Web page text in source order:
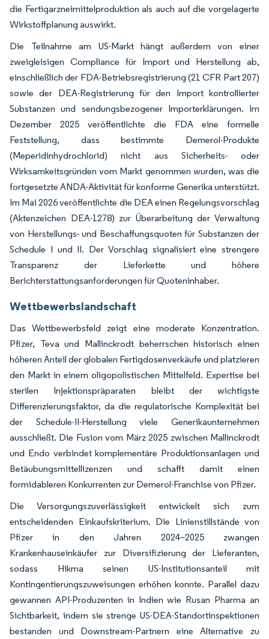
die Fertigarzneimittelproduktion als auch auf die vorgelagerte
Wirkstoffplanung auswirkt.
Die Teilnahme am US-Markt hängt außerdem von einer
zweigleisigen Compliance für Import und Herstellung ab,
einschließlich der FDA-Betriebsregistrierung (21 CFR Part 207)
sowie der DEA-Registrierung für den Import kontrollierter
Substanzen und sendungsbezogener Importerklärungen. Im
Dezember 2025 veröffentlichte die FDA eine formelle
Feststellung, dass bestimmte Demerol-Produkte
(Meperidinhydrochlorid) nicht aus Sicherheits- oder
Wirksamkeitsgründen vom Markt genommen wurden, was die
fortgesetzte ANDA-Aktivität für konforme Generika unterstützt.
Im Mai 2026 veröffentlichte die DEA einen Regelungsvorschlag
(Aktenzeichen DEA-1278) zur Überarbeitung der Verwaltung
von Herstellungs- und Beschaffungsquoten für Substanzen der
Schedule I und II. Der Vorschlag signalisiert eine strengere
Transparenz der Lieferkette und höhere
Berichterstattungsanforderungen für Quoteninhaber.
Wettbewerbslandschaft
Das Wettbewerbsfeld zeigt eine moderate Konzentration.
Pfizer, Teva und Mallinckrodt beherrschen historisch einen
höheren Anteil der globalen Fertigdosenverkäufe und platzieren
den Markt in einem oligopolistischen Mittelfeld. Expertise bei
sterilen Injektionspräparaten bleibt der wichtigste
Differenzierungsfaktor, da die regulatorische Komplexität bei
der Schedule-II-Herstellung viele Generikaunternehmen
ausschließt. Die Fusion vom März 2025 zwischen Mallinckrodt
und Endo verbindet komplementäre Produktionsanlagen und
Betäubungsmittellizenzen und schafft damit einen
formidableren Konkurrenten zur Demerol-Franchise von Pfizer.
Die Versorgungszuverlässigkeit entwickelt sich zum
entscheidenden Einkaufskriterium. Die Linienstillstände von
Pfizer in den Jahren 2024–2025 zwangen
Krankenhauseinkäufer zur Diversifizierung der Lieferanten,
sodass Hikma seinen US-Institutionsanteil mit
Kontingentierungszuweisungen erhöhen konnte. Parallel dazu
gewannen API-Produzenten in Indien wie Rusan Pharma an
Sichtbarkeit, indem sie strenge US-DEA-Standortinspektionen
bestanden und Downstream-Partnern eine Alternative zu